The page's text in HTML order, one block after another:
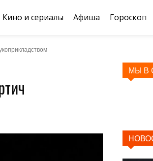
Кино и сериалы Афиша Гороскоп
МЫ В